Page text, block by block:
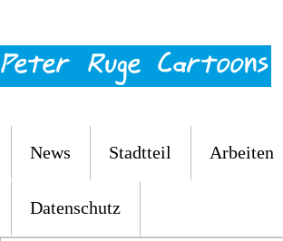
News Stadtteil Arbeiten
Datenschutz